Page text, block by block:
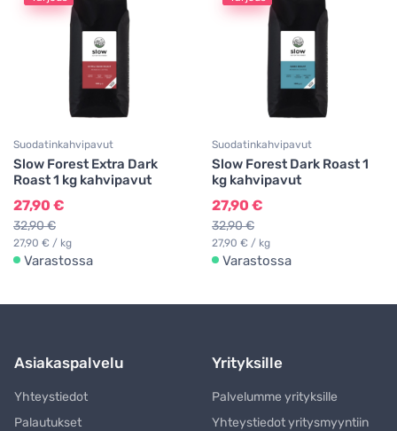
Suodatinkahvipavut
Slow Forest Extra Dark
Roast 1 kg kahvipavut
27,90 €
32,90 €
27,90 € / kg
Varastossa
Suodatinkahvipavut
Slow Forest Dark Roast 1
kg kahvipavut
27,90 €
32,90 €
27,90 € / kg
Varastossa
Asiakaspalvelu
Yhteystiedot
Palautukset
Yrityksille
Palvelumme yrityksille
Yhteystiedot yritysmyyntiin